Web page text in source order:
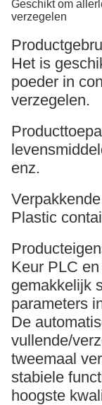
Geschikt om
verzegelen
Het is
poeder in
verzegelen.
enz.
Plastic
Keur PLC
gemakkelijk
parameters
De
vullende/
tweemaal
stabiele
hoogste